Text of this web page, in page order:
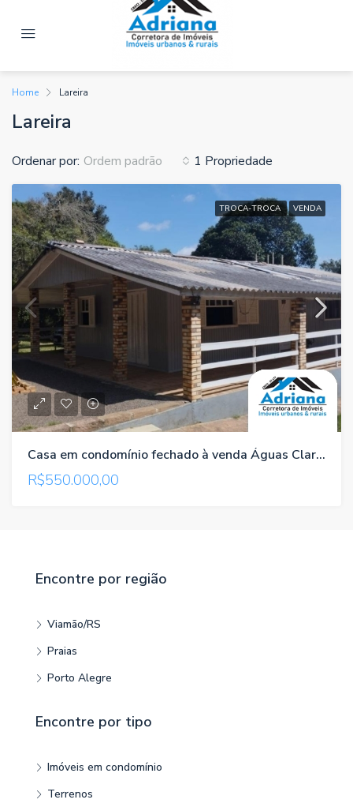
Home Lareira
Lareira
1 Propriedade
Ordenar por: Ordem padrão
TROCA-TROCA VENDA
Casa em condomínio fechado à venda Águas Claras/Viamão/RS , referência 760
R$550.000,00
Encontre por região
Viamão/RS
Praias
Porto Alegre
Encontre por tipo
Imóveis em condomínio
Terrenos